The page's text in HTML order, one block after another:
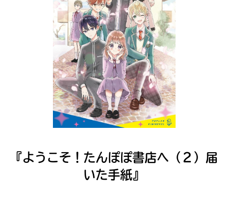
本を飛び出して
みんなとおしゃべり
できる掲示板
『ようこそ！たんぽぽ書店へ（２）届
いた手紙』